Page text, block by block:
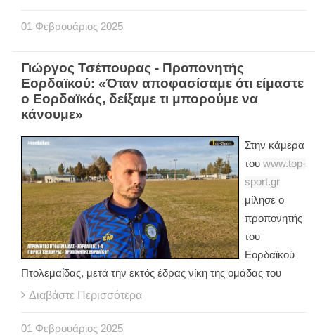
01 Φεβρουάριος 2025
Γιώργος Τσέπουρας - Προπονητής
Εορδαϊκού: «Όταν αποφασίσαμε ότι είμαστε
ο Εορδαϊκός, δείξαμε τι μπορούμε να
κάνουμε»
Στην κάμερα
του www.top-
sport.gr
μίλησε ο
προπονητής
του
Εορδαϊκού
Πτολεμαΐδας, μετά την εκτός έδρας νίκη της ομάδας του
Διαβάστε Περισσότερα
01 Φεβρουάριος 2025